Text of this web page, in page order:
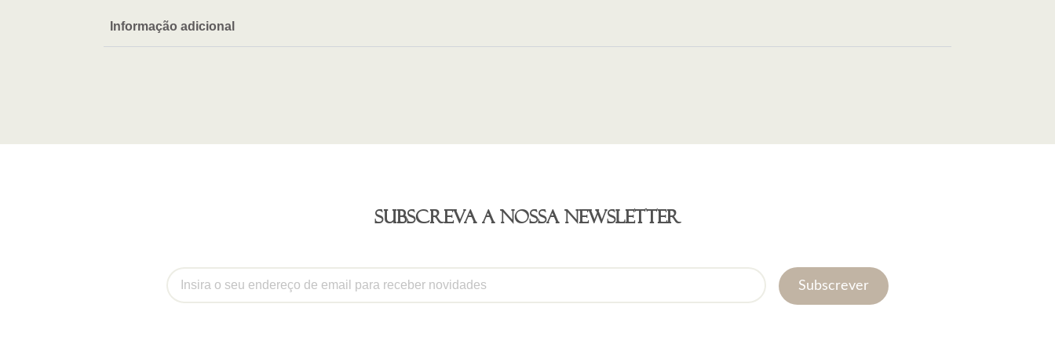
Informação adicional
Subscreva a nossa newsletter
Subscrever